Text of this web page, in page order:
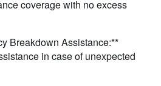
coverage with no excess
Breakdown Assistance:**
in case of unexpected